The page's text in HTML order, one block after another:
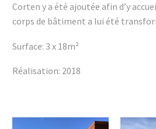
Corten y a été ajoutée afin d’y
corps de bâtiment a lui été
Surface: 3 x 18m²
Réalisation: 2018